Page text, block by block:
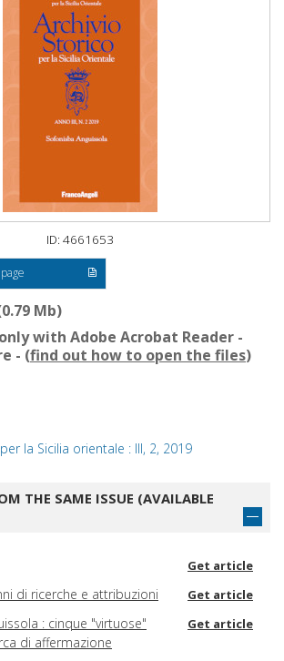
ID: 4661653
Mb)
with Adobe Acrobat Reader -
- (find out how to open the files)
la Sicilia orientale : III, 2, 2019
THE SAME ISSUE (AVAILABLE
Get article
di ricerche e attribuzioni Get article
: cinque "virtuose"
di affermazione
Get article